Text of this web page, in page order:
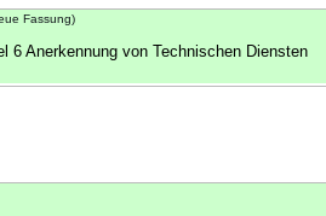
Fassung)
6 Anerkennung von Technischen Diensten